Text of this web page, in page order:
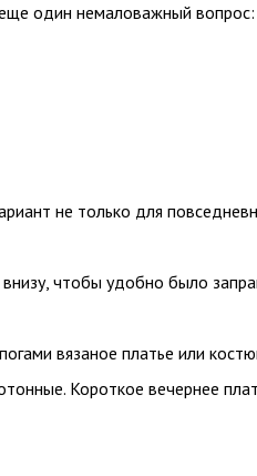
один немаловажный
не только для
чтобы удобно было
вязаное платье или
Короткое вечернее